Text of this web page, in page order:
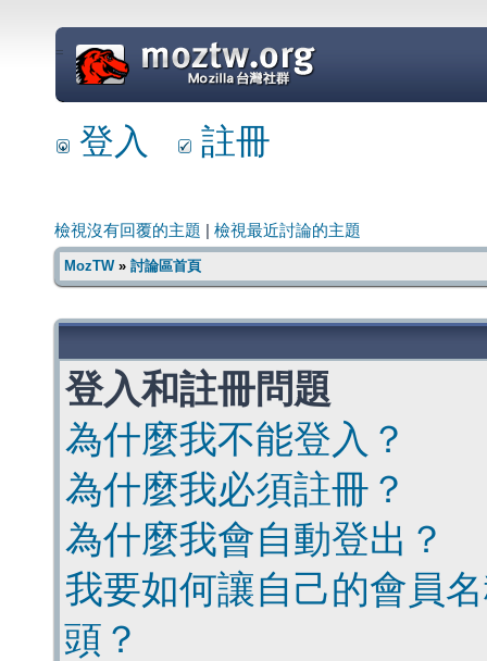
=
登入 註冊
檢視沒有回覆的主題 檢視最近討論的主題
MozTW» 討論區首頁
登入和註冊問題
為什麼我不能登入？
為什麼我必須註冊？
為什麼我會自動登出？
我要如何讓自己的會員
頭？